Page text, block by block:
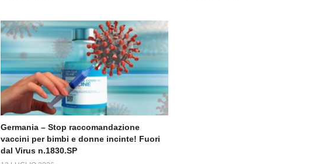
Germania – Stop raccomandazione
vaccini per bimbi e donne incinte! Fuori
dal Virus n.1830.SP